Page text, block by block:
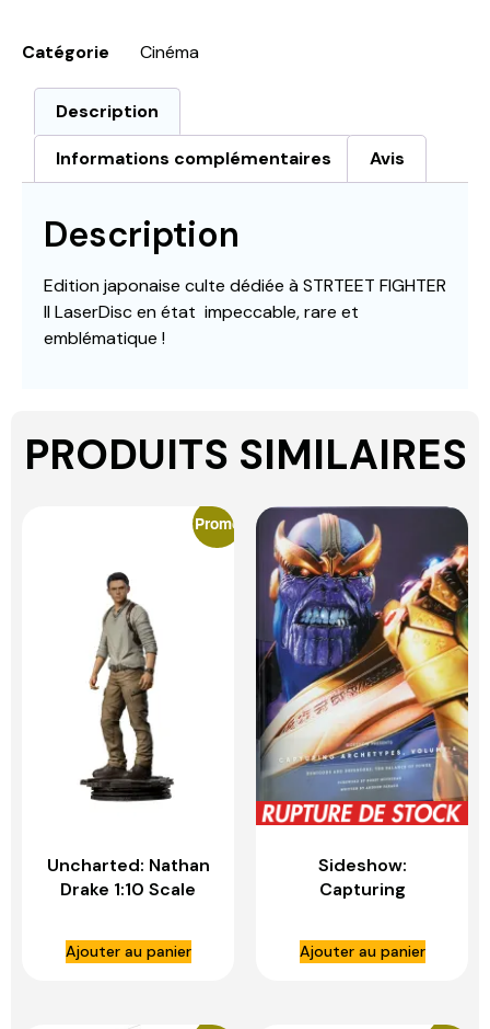
Catégorie Cinéma
Description
Informations complémentaires Avis
Description
Edition japonaise culte dédiée à STRTEET FIGHTER
II LaserDisc en état impeccable, rare et
emblématique !
PRODUITS SIMILAIRES
Promo
Uncharted: Nathan
Drake 1:10 Scale
STUDIOS
Ajouter au panier
Sideshow:
Capturing
4 Book – SIDESHOW
TOYS
Ajouter au panier